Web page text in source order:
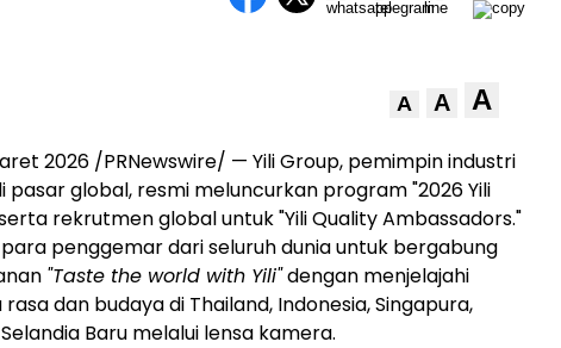
A A A
2026 /PRNewswire/ — Yili Group, pemimpin industri
pasar global, resmi meluncurkan program "2026 Yili
rekrutmen global untuk "Yili Quality Ambassadors."
penggemar dari seluruh dunia untuk bergabung
"Taste the world with Yili"dengan menjelajahi
dan budaya di Thailand, Indonesia, Singapura,
Baru melalui lensa kamera.